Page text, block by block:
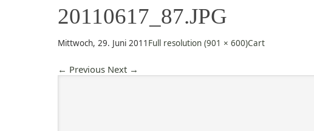
20110617_87.JPG
Mittwoch, 29. Juni 2011 Full resolution (901 × 600)Cart
← Previous Next →